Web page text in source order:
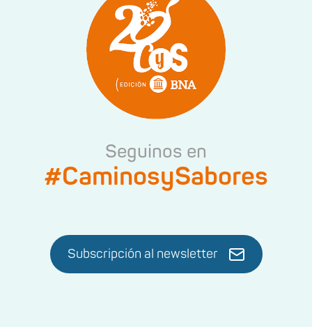
Seguinos en
#CaminosySabores
Subscripción al newsletter